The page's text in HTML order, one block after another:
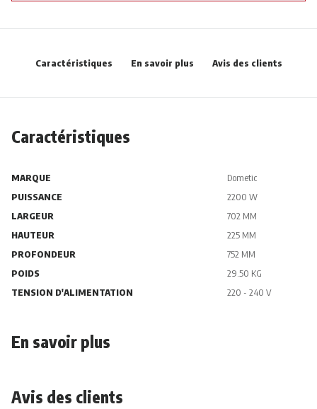
Caractéristiques En savoir plus Avis des clients
Caractéristiques
MARQUE
Dometic
PUISSANCE
2200 W
LARGEUR
702 MM
HAUTEUR
225 MM
PROFONDEUR
752 MM
POIDS
29.50 KG
TENSION D'ALIMENTATION
220 - 240 V
En savoir plus
Avis des clients